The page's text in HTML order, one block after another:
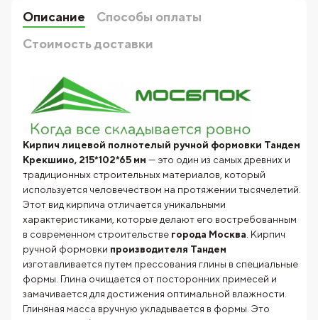
Описание
Способы оплаты
Стоимость доставки
Кирпич лицевой полнотелый ручной формовки Тандем
Крекшино, 215*102*65 мм — это один из самых древних и
традиционных строительных материалов, который
используется человечеством на протяжении тысячелетий.
Этот вид кирпича отличается уникальными
характеристиками, которые делают его востребованным
в современном строительстве города Москва . Кирпич
ручной формовки производителя Тандем
изготавливается путем прессования глины в специальные
формы. Глина очищается от посторонних примесей и
замачивается для достижения оптимальной влажности.
Глиняная масса вручную укладывается в формы. Это